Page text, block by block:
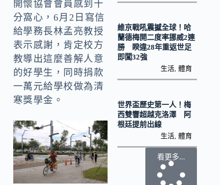
開懷協會會員感到十
分窩心，6月2日寫信
給學務長林孟亮教授
表示感謝，肯定校方
教導出這麼善解人意
的好學生，同時捐款
一萬元給學校做為清
寒獎學金。
維京戰吼震撼全球！哈
蘭德梅開二度率挪威2連
勝 睽違28年重返世足
即闖32強
生活 ,體育
世界盃歷史第一人！梅
西雙響超越克洛澤 阿
根廷提前出線
生活 ,體育
看更多...